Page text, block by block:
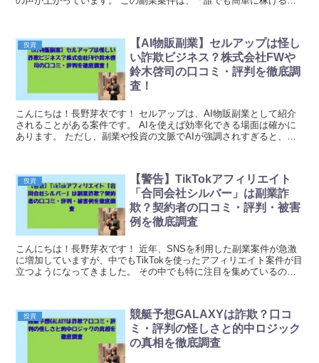
投資
【AI物販副業】セルアップは怪し
い詐欺ビジネス？株式会社FWや
鈴木啓司の口コミ・評判を徹底調
査！
こんにちは！長野芽衣です！ セルアップは、AI物販副業として紹介
されることがある案件です。 AIを使えば効率化できる場面は確かに
あります。 ただし、副業や投資の文脈でAIが強調されすぎると、実
投資
【警告】TikTokアフィリエイト
「合同会社シルバー」は副業詐
欺？契約者の口コミ・評判・被害
例を徹底調査
こんにちは！長野芽衣です！ 近年、SNSを利用した副業案件が急激
に増加していますが、中でもTikTokを使ったアフィリエイト案件が目
立つようになってきました。 その中でも特に注目を集めているの
投資
競艇予想GALAXYは詐欺？口コ
ミ・評判の怪しさと的中ロジック
の真相を徹底調査